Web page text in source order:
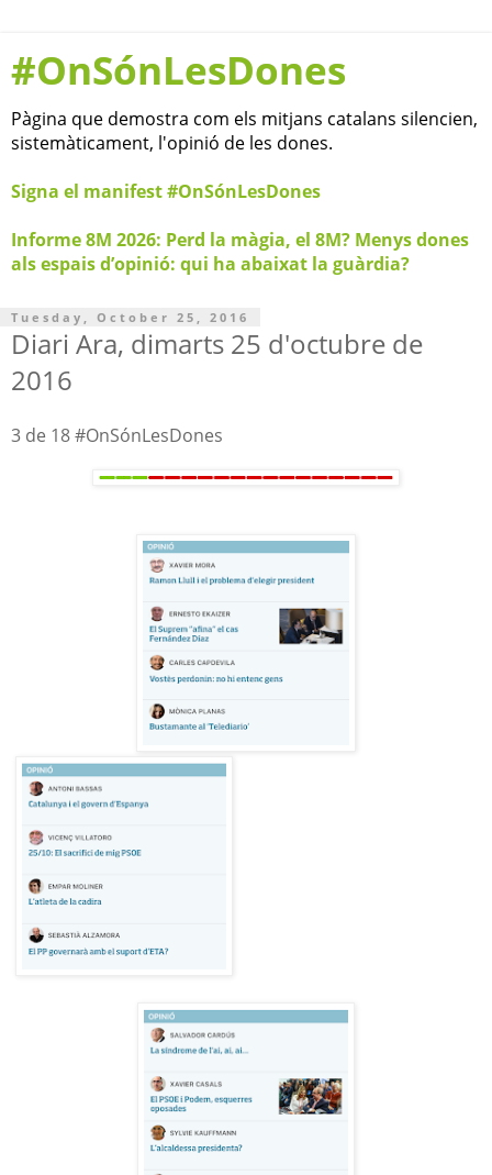
#OnSónLesDones
Pàgina que demostra com els mitjans catalans silencien,
sistemàticament, l'opinió de les dones.
Signa el manifest #OnSónLesDones
Informe 8M 2026: Perd la màgia, el 8M? Menys dones
als espais d’opinió: qui ha abaixat la guàrdia?
Tuesday, October 25, 2016
Diari Ara, dimarts 25 d'octubre de
2016
3 de 18 #OnSónLesDones